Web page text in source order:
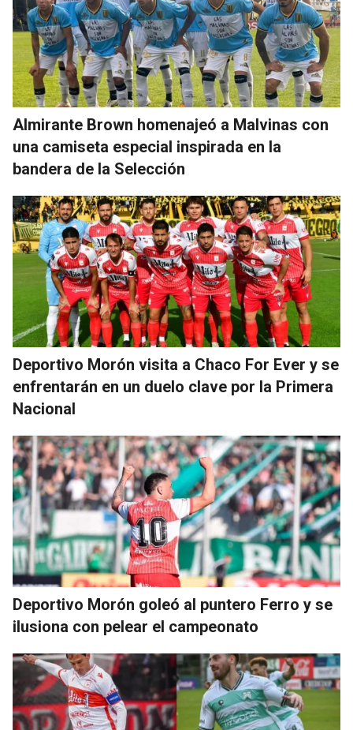
Almirante Brown homenajeó a Malvinas con
una camiseta especial inspirada en la
bandera de la Selección
Deportivo Morón visita a Chaco For Ever y se
enfrentarán en un duelo clave por la Primera
Nacional
Deportivo Morón goleó al puntero Ferro y se
ilusiona con pelear el campeonato